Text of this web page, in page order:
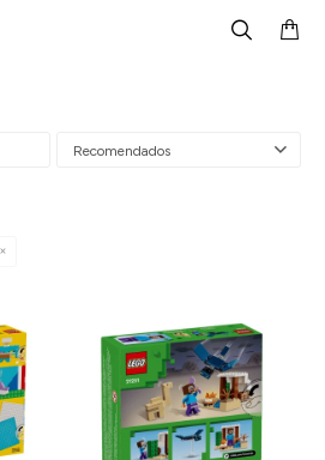
Recomendados